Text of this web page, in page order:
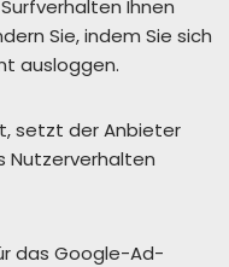
Ihnen
Sie, indem Sie sich
ausloggen.
setzt der Anbieter
Nutzerverhalten
das Google-Ad-